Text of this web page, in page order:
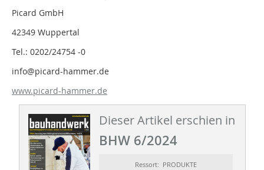
Picard GmbH
42349 Wuppertal
Tel.: 0202/24754 -0
info@picard-hammer.de
www.picard-hammer.de
Dieser Artikel erschien in
BHW 6/2024
Ressort: PRODUKTE